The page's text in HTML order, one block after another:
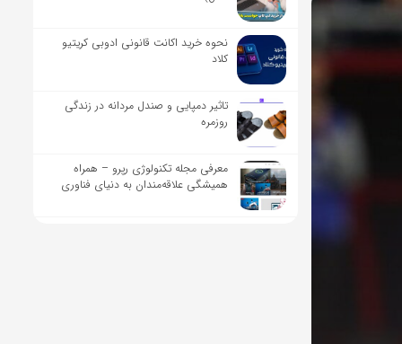
نحوه خرید اکانت قانونی ادوبی کریتیو
کلاد
تاثیر دمپایی و صندل مردانه در زندگی
روزمره
معرفی مجله تکنولوژی رپرو – همراه
همیشگی علاقه‌مندان به دنیای فناوری